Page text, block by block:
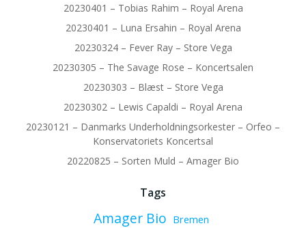
20230401 – Tobias Rahim – Royal Arena
20230401 – Luna Ersahin – Royal Arena
20230324 – Fever Ray – Store Vega
20230305 – The Savage Rose – Koncertsalen
20230303 – Blæst – Store Vega
20230302 – Lewis Capaldi – Royal Arena
20230121 – Danmarks Underholdningsorkester – Orfeo –
Konservatoriets Koncertsal
20220825 – Sorten Muld – Amager Bio
Tags
Amager Bio Bremen